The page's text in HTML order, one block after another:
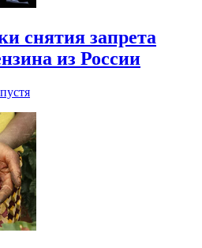
снятия запрета
из России